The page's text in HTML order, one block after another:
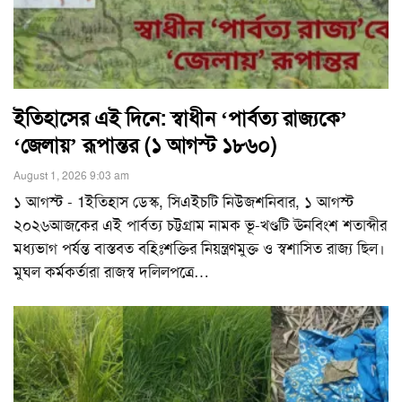
ইতিহাসের এই দিনে: স্বাধীন ‘পার্বত্য রাজ্যকে’
‘জেলায়’ রূপান্তর (১ আগস্ট ১৮৬০)
August 1, 2026 9:03 am
১ আগস্ট - 1ইতিহাস ডেস্ক, সিএইচটি নিউজশনিবার, ১ আগস্ট
২০২৬আজকের এই পার্বত্য চট্টগ্রাম নামক ভূ-খণ্ডটি ঊনবিংশ শতাব্দীর
মধ্যভাগ পর্যন্ত বাস্তবত বহিঃশক্তির নিয়ন্ত্রণমুক্ত ও স্বশাসিত রাজ্য ছিল।
মুঘল কর্মকর্তারা রাজস্ব দলিলপত্রে…